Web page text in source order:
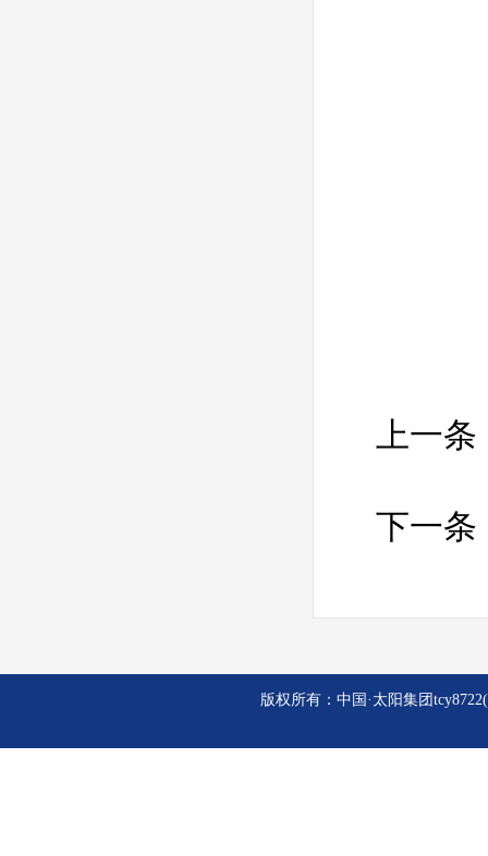
上一条
下一条
版权所有：中国·太阳集团